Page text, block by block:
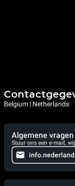
Belgium | Netherlands
Algemene vragen
Stuur ons een e-mail,